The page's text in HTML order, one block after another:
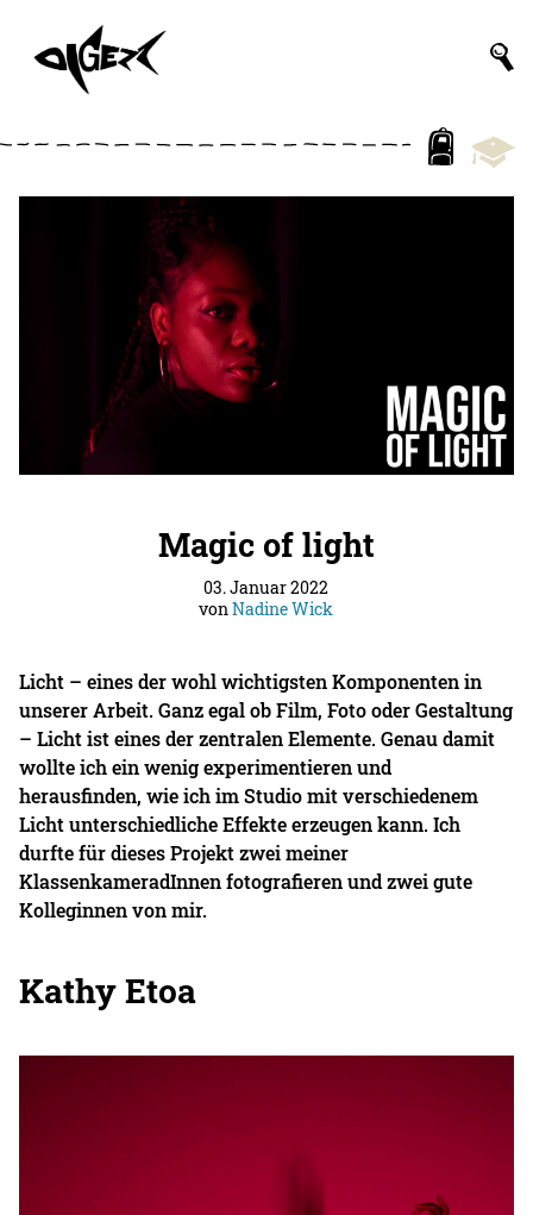
Magic of light
03. Januar 2022
vonNadine Wick
Licht – eines der wohl wichtigsten Komponenten in
unserer Arbeit. Ganz egal ob Film, Foto oder Gestaltung
– Licht ist eines der zentralen Elemente. Genau damit
wollte ich ein wenig experimentieren und
herausfinden, wie ich im Studio mit verschiedenem
Licht unterschiedliche Effekte erzeugen kann. Ich
durfte für dieses Projekt zwei meiner
KlassenkameradInnen fotografieren und zwei gute
Kolleginnen von mir.
Kathy Etoa